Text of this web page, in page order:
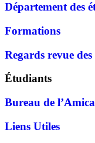
Département des
Formations
Regards revue
Étudiants
Bureau de
Liens Utiles